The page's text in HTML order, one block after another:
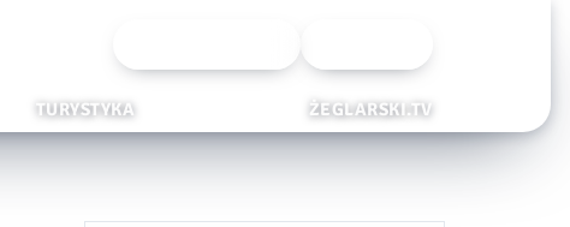
TURYSTYKA ŻEGLARSKI.TV